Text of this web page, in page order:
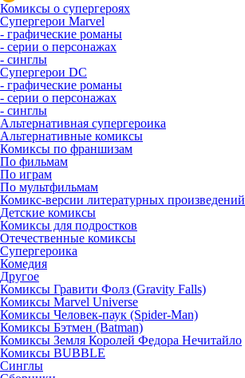
Комиксы о супергероях
Супергерои Marvel
- графические романы
- серии о персонажах
- синглы
Супергерои DC
- графические романы
- серии о персонажах
- синглы
Альтернативная супергероика
Альтернативные комиксы
Комиксы по франшизам
По фильмам
По играм
По мультфильмам
Комикс-версии литературных произведений
Детские комиксы
Комиксы для подростков
Отечественные комиксы
Супергероика
Комедия
Другое
Комиксы Гравити Фолз (Gravity Falls)
Комиксы Marvel Universe
Комиксы Человек-паук (Spider-Man)
Комиксы Бэтмен (Batman)
Комиксы Земля Королей Федора Нечитайло
Комиксы BUBBLE
Синглы